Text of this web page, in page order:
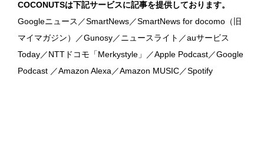
COCONUTSは下記サービスに記事を提供しております。
Googleニュース／SmartNews／SmartNews for docomo（旧
マイマガジン）／Gunosy／ニュースライト／auサービス
Today／NTTドコモ「Merkystyle」／Apple Podcast／Google
Podcast ／Amazon Alexa／Amazon MUSIC／Spotify